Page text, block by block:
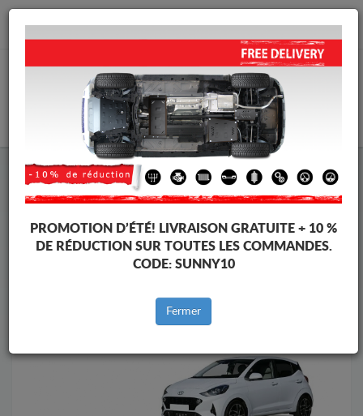
info@protectionsousmoteur.eu
Protection Sous Moteur Kia
Protection Sous Moteur Kia Picanto
Marques
PROMOTION D’ÉTÉ! LIVRAISON GRATUITE + 10 %
DE RÉDUCTION SUR TOUTES LES COMMANDES.
CODE: SUNNY10
Fermer